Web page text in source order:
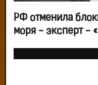
РФ отменила
моря - эксперт -